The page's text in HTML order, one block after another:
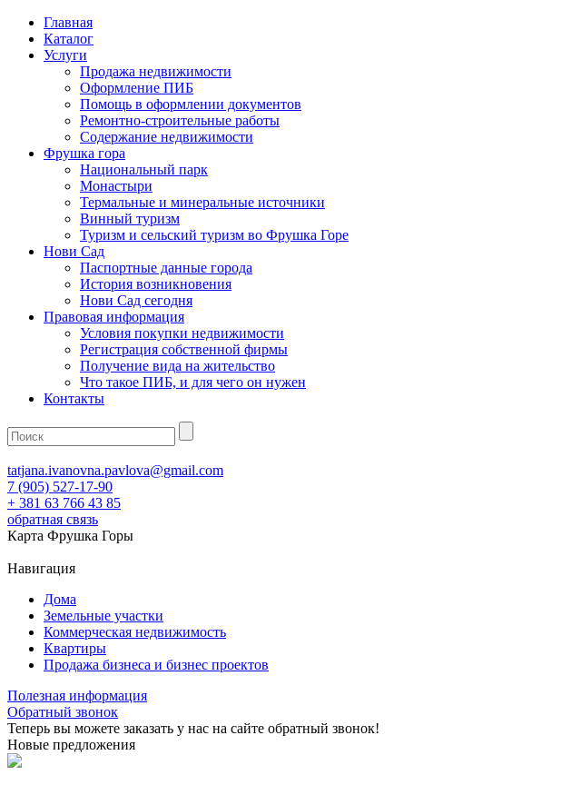
Главная
Каталог
Услуги
Продажа недвижимости
Оформление ПИБ
Помощь в оформлении документов
Ремонтно-строительные работы
Содержание недвижимости
Фрушка гора
Национальный парк
Монастыри
Термальные и минеральные источники
Винный туризм
Туризм и сельский туризм во Фрушка Горе
Нови Сад
Паспортные данные города
История возникновения
Нови Сад сегодня
Правовая информация
Условия покупки недвижимости
Регистрация собственной фирмы
Получение вида на жительство
Что такое ПИБ, и для чего он нужен
Контакты
tatjana.ivanovna.pavlova@gmail.com
7 (905) 527-17-90
+ 381 63 766 43 85
обратная связь
Карта Фрушка Горы
Навигация
Дома
Земельные участки
Коммерческая недвижимость
Квартиры
Продажа бизнеса и бизнес проектов
Полезная информация
Обратный звонок
Теперь вы можете заказать у нас на сайте обратный звонок!
Новые предложения